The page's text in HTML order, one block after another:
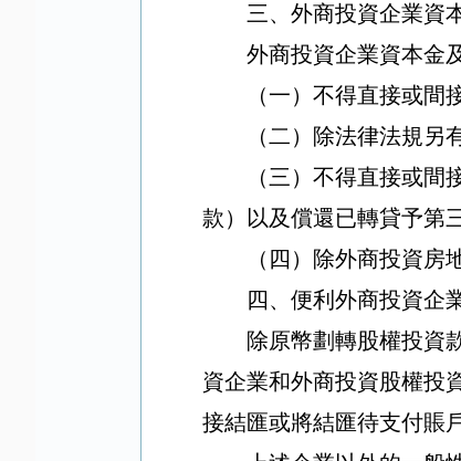
三、外商投資企業資
外商投資企業資本金
（一）不得直接或間
（二）除法律法規另
（三）不得直接或
款）以及償還已轉貸予第
（四）除外商投資房
四、便利外商投資企
除原幣劃轉股權投資
資企業和外商投資股權投
接結匯或將結匯待支付賬